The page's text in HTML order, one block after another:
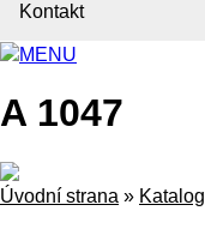
Kontakt
MENU
A 1047
Úvodní strana » Katalog